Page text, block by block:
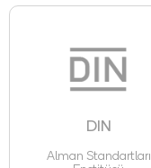
DIN
Alman Standartları